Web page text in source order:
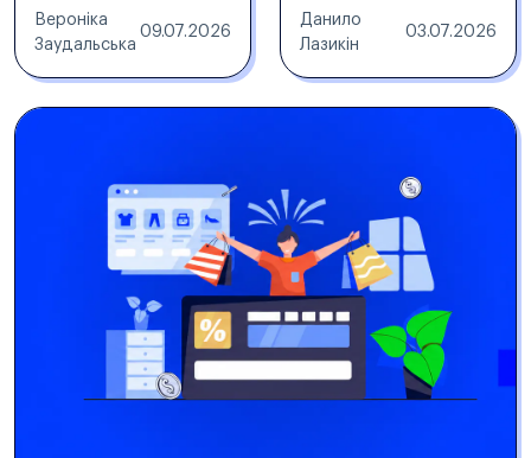
Вероніка
Заудальська
09.07.2026
Данило
Лазикін
03.07.2026